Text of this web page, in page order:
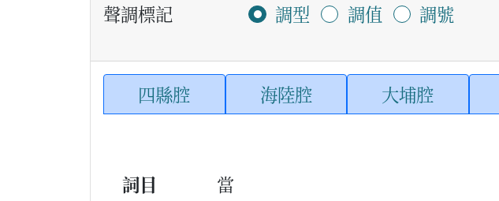
聲調標記 調型 調值 調號
四縣腔 海陸腔 大埔腔
詞目
當